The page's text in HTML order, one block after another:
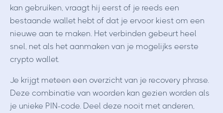
kan gebruiken, vraagt hij eerst of je reeds een
bestaande wallet hebt of dat je ervoor kiest om een
nieuwe aan te maken. Het verbinden gebeurt heel
snel, net als het aanmaken van je mogelijks eerste
crypto wallet.
Je krijgt meteen een overzicht van je recovery phrase.
Deze combinatie van woorden kan gezien worden als
je unieke PIN-code. Deel deze nooit met anderen,